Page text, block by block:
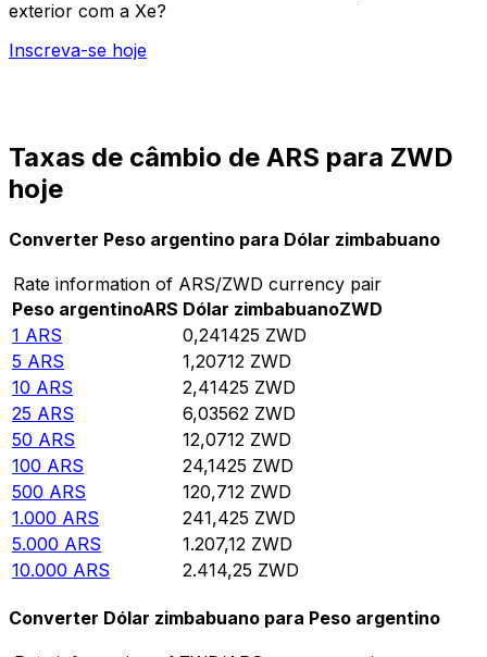
exterior com a Xe?
Inscreva-se hoje
Taxas de câmbio de ARS para ZWD
hoje
Converter Peso argentino para Dólar zimbabuano
Rate information of ARS/ZWD currency pair
Peso argentinoARS Dólar zimbabuanoZWD
1 ARS 0,241425 ZWD
5 ARS 1,20712 ZWD
10 ARS 2,41425 ZWD
25 ARS 6,03562 ZWD
50 ARS 12,0712 ZWD
100 ARS 24,1425 ZWD
500 ARS 120,712 ZWD
1.000 ARS 241,425 ZWD
5.000 ARS 1.207,12 ZWD
10.000 ARS 2.414,25 ZWD
Converter Dólar zimbabuano para Peso argentino